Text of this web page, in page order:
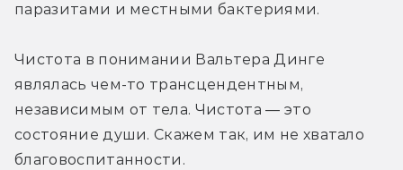
паразитами и местными бактериями.
Чистота в понимании Вальтера Динге
являлась чем-то трансцендентным,
независимым от тела. Чистота — это
состояние души. Скажем так, им не хватало
благовоспитанности.